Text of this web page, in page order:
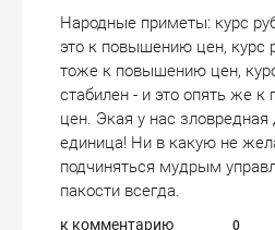
Народные приметы: курс
это к повышению цен, курс
тоже к повышению цен,
стабилен - и это опять же
цен. Экая у нас
единица! Ни в какую не
подчиняться мудрым
пакости всегда.
к комментарию 0